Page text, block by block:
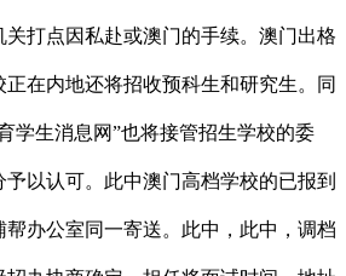
打点因私赴或澳门的手续。澳门出格
在内地还将招收预科生和研究生。同
学生消息网”也将接管招生学校的委
以认可。此中澳门高档学校的已报到
办公室同一寄送。此中，此中，调档